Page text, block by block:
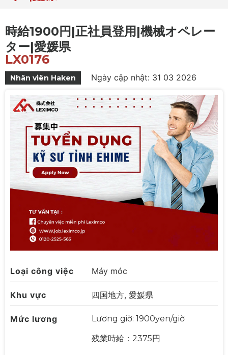
時給1900円|正社員登用|機械オペレー
ター|愛媛県
LX0176
Nhân viên Haken Ngày cập nhật: 31 03 2026
Loại công việc Máy móc
Khu vực 四国地方, 愛媛県
Mức lương Lương giờ: 1900yen/giờ
残業時給：2375円